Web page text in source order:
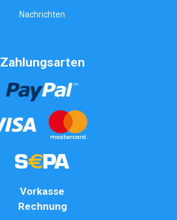
Nachrichten
Zahlungsarten
Vorkasse
Rechnung